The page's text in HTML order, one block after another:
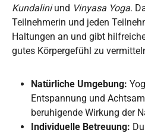
Kundaliniund Vinyasa Yoga.
Teilnehmerin und jeden
Haltungen an und gibt
gutes Körpergefühl zu
Natürliche Umgebung:
Entspannung und
beruhigende Wirkung der
Individuelle Betreuung: